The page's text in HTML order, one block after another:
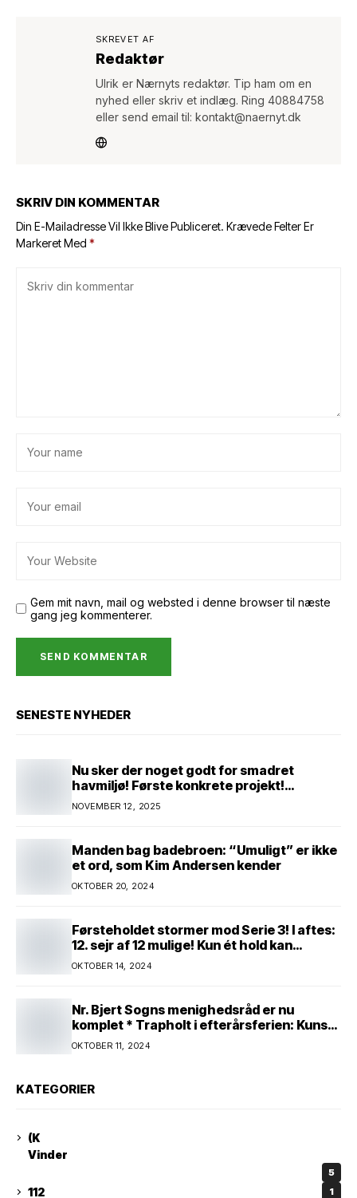
trin frem mod
visionsplan for
vores område!
SKREVET AF
Redaktør
Ulrik er Nærnyts redaktør. Tip ham om en
nyhed eller skriv et indlæg. Ring 40884758
eller send email til: kontakt@naernyt.dk
SKRIV DIN KOMMENTAR
Din E-Mailadresse Vil Ikke Blive Publiceret. Krævede Felter Er
Markeret Med *
Gem mit navn, mail og websted i denne browser til næste
gang jeg kommenterer.
SENESTE NYHEDER
Nu sker der noget godt for smadret
havmiljø! Første konkrete projekt!
Genopretning af natur i lavbundsområde
ved Eltang Vig! 31 hektar! 2,5 millioner
NOVEMBER 12, 2025
Manden bag badebroen: “Umuligt” er ikke
et ord, som Kim Andersen kender
OKTOBER 20, 2024
Førsteholdet stormer mod Serie 3! I aftes:
12. sejr af 12 mulige! Kun ét hold kan
spænde ben! Afgørende kamp venter! Alle
mand af hus! Kør med og støt!
OKTOBER 14, 2024
Nr. Bjert Sogns menighedsråd er nu
komplet * Trapholt i efterårsferien: Kunst
og kreativitet i børnehøjde * Nr. Bjert
kunstnerpar repræsenteres på stor
OKTOBER 11, 2024
KATEGORIER
(K
Vinder
5
112 1